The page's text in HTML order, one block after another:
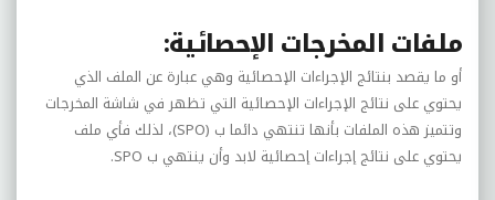
ملفات المخرجات الإحصائية:
أو ما يقصد بنتائج الإجراءات الإحصائية وهي عبارة عن الملف الذي
يحتوي على نتائج الإجراءات الإحصائية التي تظهر في شاشة المخرجات
وتتميز هذه الملفات بأنها تنتهي دائما ب (SPO)، لذلك فأي ملف
يحتوي على نتائج إجراءات إحصائية لابد وأن ينتهي ب SPO
.